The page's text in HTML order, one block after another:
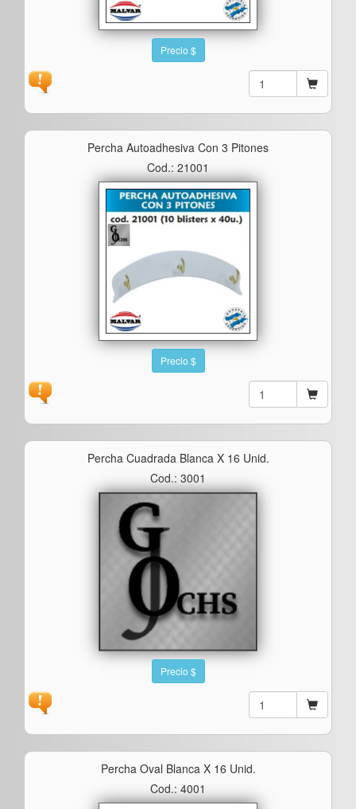
Precio $
Percha Autoadhesiva Con 3 Pitones
Cod.: 21001
Precio $
Percha Cuadrada Blanca X 16 Unid.
Cod.: 3001
Precio $
Percha Oval Blanca X 16 Unid.
Cod.: 4001